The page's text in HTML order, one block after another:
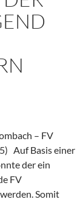
– FV
Auf Basis einer
der ein
FV
Somit